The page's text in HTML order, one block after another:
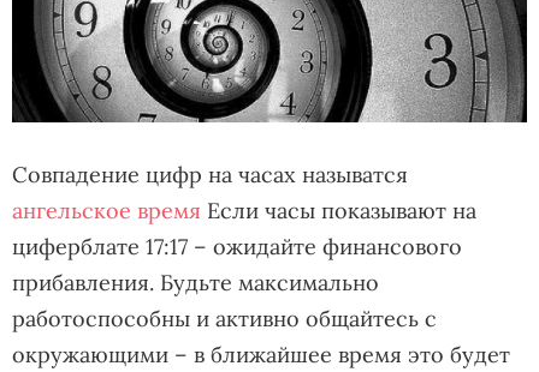
Совпадение цифр на часах называтся
ангельское время Если часы показывают на
циферблате 17:17 – ожидайте финансового
прибавления. Будьте максимально
работоспособны и активно общайтесь с
окружающими – в ближайшее время это будет